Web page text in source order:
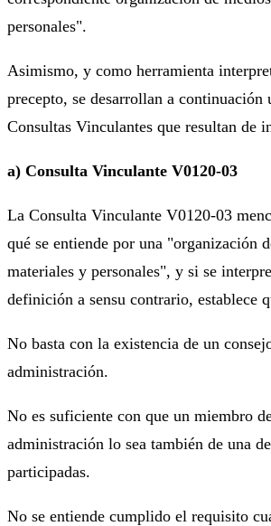
personales".
Asimismo, y como herramienta
precepto, se desarrollan a continuación
Consultas Vinculantes que resultan de
a) Consulta Vinculante V0120-03
La Consulta Vinculante V0120-03
qué se entiende por una "organización
materiales y personales", y si se
definición a sensu contrario, establece
No basta con la existencia de un
administración.
No es suficiente con que un miembro
administración lo sea también de una
participadas.
No se entiende cumplido el requisito